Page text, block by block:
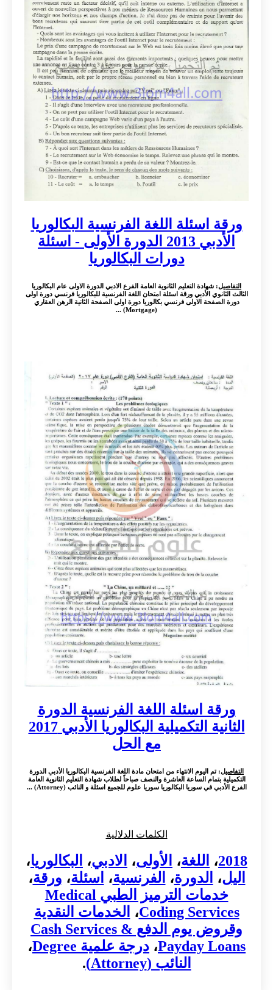
ورقة اسئلة اللغة الفرنسية البكالوريا
الأدبي 2013 الدورة الأولى - اسئلة
دورات البكالوريا
التفاصيل: شهادة التعليم الثانوية العامة الفرع الادبي الدورة الاولى عام البكالوريا
الثالث الثانوي الأدبي ورقة اسئلة امتحان اللغة الفرنسية للبكالوريا فرنسي دورة اولى
دورة الصفحة الاولى فرنسي بكالوريا دورة اولى الصفحة الثانية الرهن العقاري
(Mortgage) ...
ورقة اسئلة اللغة الفرنسية الدورة
الثانية التكميلية البكالوريا الأدبي 2017
مع الحل
التفاصيل: تم اليوم الانتهاء من امتحان مادة اللغة الفرنسية البكالوريا الأدبي الدورة
التكميلية بتمام الساعة العاشرة والنصف صباحاً لطلاب شهادة التعليم الثانوية العامة
الفرع الأدبي في سوريا البكالوريا سوريا علوم للجميع اسئلة و النائب (Attorney) ...
الكلمات الدلالية
2018، اللغة، الأولى، الادبي، البكالوريا،
اليل، الدورة، الفرنسية، اسئلة، ورقة،
خدمات الترميز الطبي Medical
Coding Services،
الخدمات النقدية
وقروض يوم الدفع Cash Services &
Payday Loans، درجة علمية Degree
،
النائب (Attorney)
.